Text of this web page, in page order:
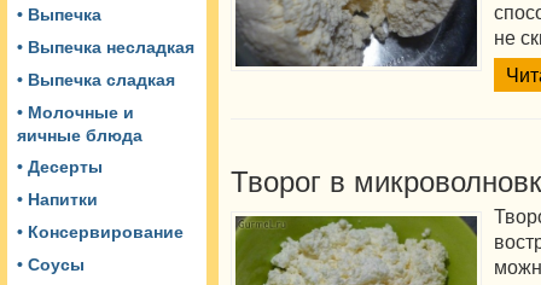
• Выпечка
• Выпечка несладкая
• Выпечка сладкая
• Молочные и
яичные блюда
• Десерты
• Напитки
• Консервирование
• Соусы
не
Творог в